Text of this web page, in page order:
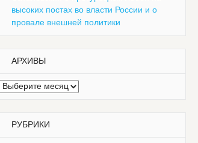
высоких постах во власти России и о
провале внешней политики
АРХИВЫ
Архивы
РУБРИКИ